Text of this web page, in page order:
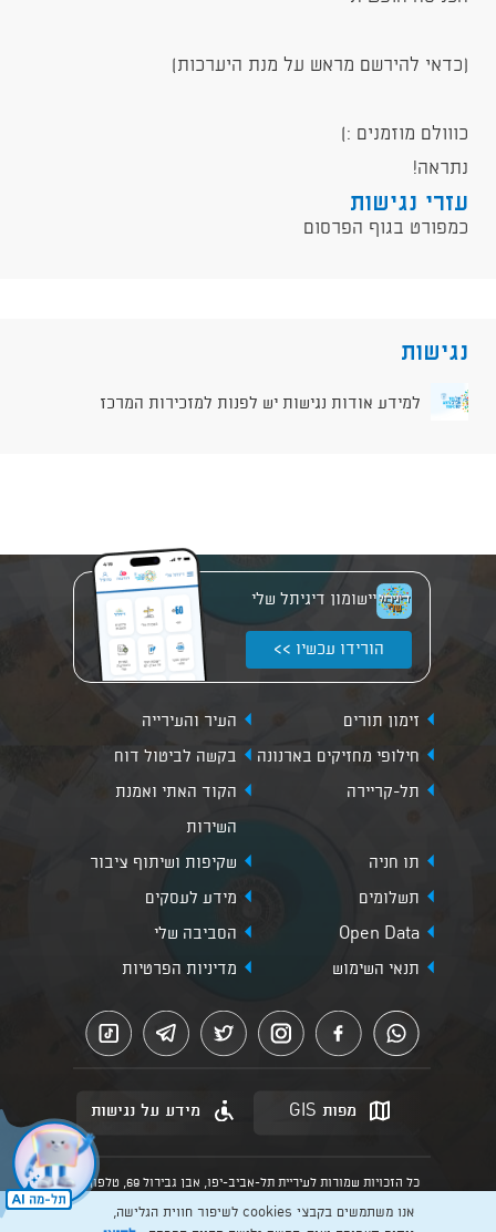
(כדאי להירשם מראש על מנת היערכות)
כווולם מוזמנים :)
נתראה!
עזרי נגישות
כמפורט בגוף הפרסום
נגישות
למידע אודות נגישות יש לפנות למזכירות המרכז
יישומון דיגיתל שלי
הורידו עכשיו >>
זימון תורים
העיר והעירייה
חילופי מחזיקים בארנונה
בקשה לביטול דוח
תל-קריירה
הקוד האתי ואמנת
השירות
תו חניה
שקיפות ושיתוף ציבור
תשלומים
מידע לעסקים
Open Data
הסביבה שלי
תנאי השימוש
מדיניות הפרטיות
מפות GIS מידע על נגישות
כל הזכויות שמורות לעיריית תל-אביב-יפו, אבן גבירול 69, טלפון:
הנוסח המחייב הוא זה הקבוע בהוראות הדין הרלוונטיות כפי שתהיינה
אנו משתמשים בקבצי cookies לשיפור חווית הגלישה,